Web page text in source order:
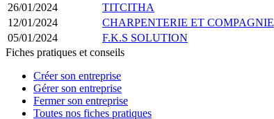
26/01/2024
TITCITHA
12/01/2024
CHARPENTERIE ET COMPAGNIE
05/01/2024
F.K.S SOLUTION
Fiches pratiques et conseils
Créer son entreprise
Gérer son entreprise
Fermer son entreprise
Toutes nos fiches pratiques